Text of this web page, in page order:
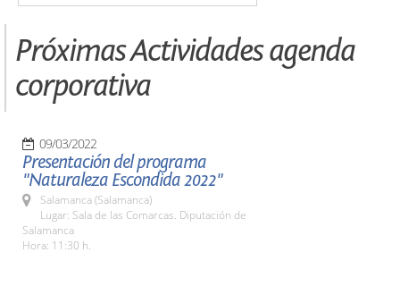
Próximas Actividades agenda
corporativa
09/03/2022
Presentación del programa
"Naturaleza Escondida 2022"
Salamanca (Salamanca)
Lugar: Sala de las Comarcas. Diputación de
Salamanca
Hora: 11:30 h.